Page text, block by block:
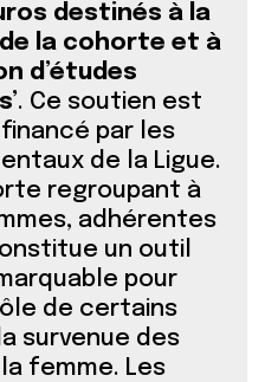
destinés à la
la cohorte et à
d’études
. Ce soutien est
par les
de la Ligue.
regroupant à
adhérentes
un outil
pour
de certains
survenue des
femme. Les